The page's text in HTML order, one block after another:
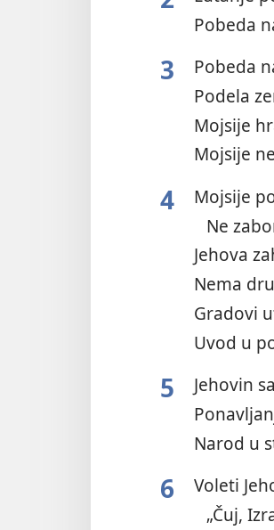
Pobeda
3 Pobeda
Podela
Mojsije
Mojsije
4 Mojsije
Ne
Jehova
Nema
Gradovi
Uvod u
5 Jehovin
Narod u
6 Voleti
„Čuj,